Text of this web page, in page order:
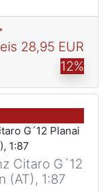
28,95 EUR
12%
Citaro G´12
(AT), 1:87